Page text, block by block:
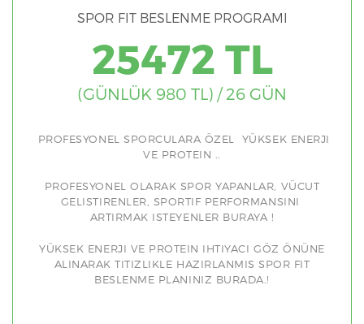
SPOR FIT BESLENME PROGRAMI
25472 TL
(GÜNLÜK 980 TL) / 26 GÜN
PROFESYONEL SPORCULARA ÖZEL YÜKSEK ENERJI
VE PROTEIN ..
PROFESYONEL OLARAK SPOR YAPANLAR, VÜCUT
GELISTIRENLER, SPORTIF PERFORMANSINI
ARTIRMAK ISTEYENLER BURAYA !
YÜKSEK ENERJI VE PROTEIN IHTIYACI GÖZ ÖNÜNE
ALINARAK TITIZLIKLE HAZIRLANMIS SPOR FIT
BESLENME PLANINIZ BURADA.!